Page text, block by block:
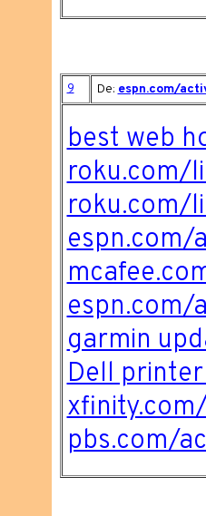
9 De: espn.com/
best web
roku.com/
roku.com/
espn.com/
espn.com/
garmin
Dell
pbs.com/